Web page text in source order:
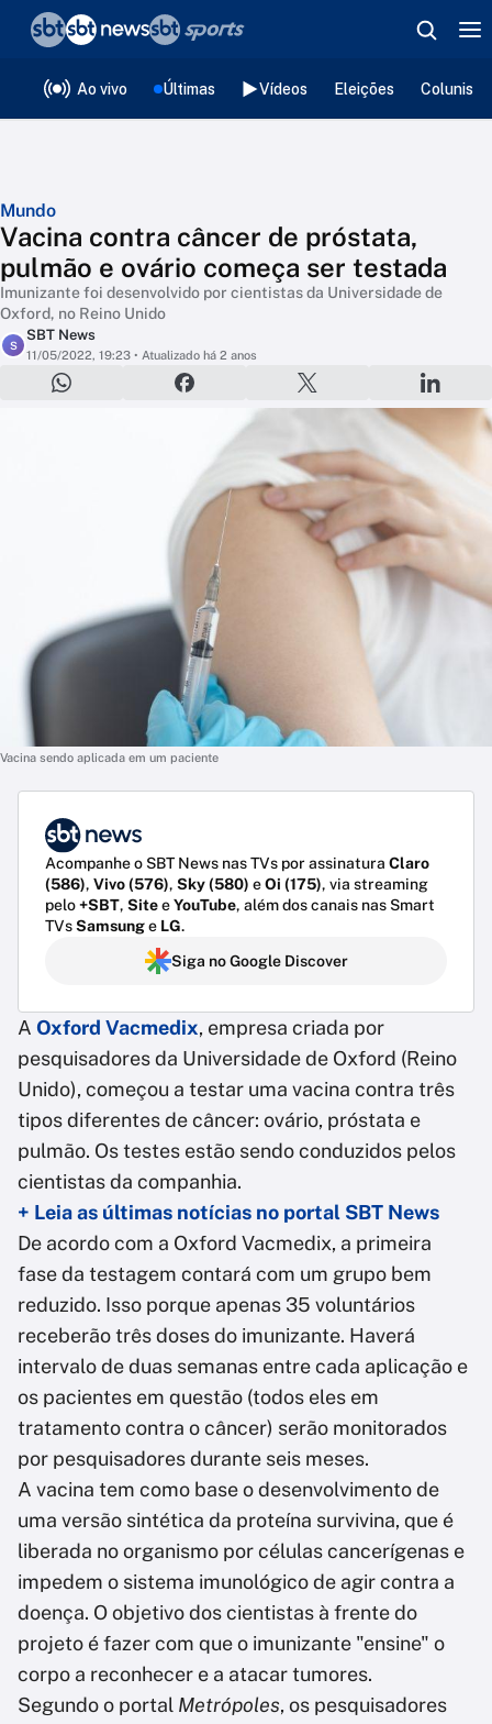
Ao vivo Últimas Vídeos Eleições
Mundo
Vacina contra câncer de próstata,
pulmão e ovário começa ser testada
Imunizante foi desenvolvido por cientistas da Universidade de
Oxford, no Reino Unido
S
SBT News
11/05/2022, 19:23 • Atualizado há 2 anos
Vacina sendo aplicada em um paciente
Acompanhe o SBT News nas TVs por assinatura Claro
(586), Vivo (576), Sky (580) eOi (175), via streaming
pelo+SBT, SiteeYouTube, além dos canais nas Smart
TVsSamsunge LG.
Siga no Google Discover
A Oxford Vacmedix, empresa criada por
pesquisadores da Universidade de Oxford (Reino
Unido), começou a testar uma vacina contra três
tipos diferentes de câncer: ovário, próstata e
pulmão. Os testes estão sendo conduzidos pelos
cientistas da companhia.
+ Leia as últimas notícias no portal SBT News
De acordo com a Oxford Vacmedix, a primeira
fase da testagem contará com um grupo bem
reduzido. Isso porque apenas 35 voluntários
receberão três doses do imunizante. Haverá
intervalo de duas semanas entre cada aplicação e
os pacientes em questão (todos eles em
tratamento contra o câncer) serão monitorados
por pesquisadores durante seis meses.
A vacina tem como base o desenvolvimento de
uma versão sintética da proteína survivina, que é
liberada no organismo por células cancerígenas e
impedem o sistema imunológico de agir contra a
doença. O objetivo dos cientistas à frente do
projeto é fazer com que o imunizante "ensine" o
corpo a reconhecer e a atacar tumores.
Segundo o portal Metrópoles, os pesquisadores
❮voltar
Editorias